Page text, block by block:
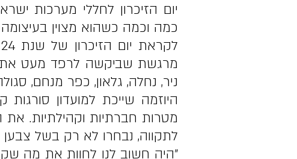
יום הזיכרון לחללי מערכות
כמה וכמה כשהוא מצוין
מרגשת שביקשה לרפד מעט את
ניר, נחלה, גלאון, כפר מנחם,
היוזמה שייכת למועדון
מטרות חברתיות וקהילתיות. את
לתקווה, נבחרו לא רק בשל
"היה חשוב לנו לחוות את מה